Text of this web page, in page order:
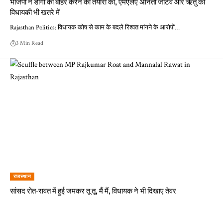
विधायकी भी खतरे में
Rajasthan Politics: विधायक कोष से काम के बदले रिश्वत मांगने के आरोपों…
3 Min Read
राजस्थान
सांसद रोत-रावत में हुई जमकर तू तू, मैं मैं, विधायक ने भी दिखाए तेवर